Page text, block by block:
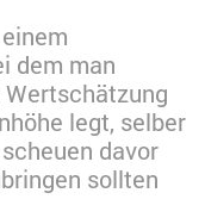
dem man
legt, selber
davor
sollten